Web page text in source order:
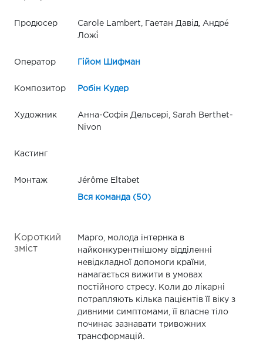
Продюсер
Carole Lambert, Гаетан Давід, Андре́
Ложі́
Оператор Гійом Шифман
Композитор Робін Кудер
Художник
Анна-Софія Дельсері, Sarah Berthet-
Nivon
Кастинг
Монтаж Jérôme Eltabet
Вся команда (50)
Короткий
зміст
Марго, молода інтернка в
найконкурентнішому відділенні
невідкладної допомоги країни,
намагається вижити в умовах
постійного стресу. Коли до лікарні
потрапляють кілька пацієнтів її віку з
дивними симптомами, її власне тіло
починає зазнавати тривожних
трансформацій.